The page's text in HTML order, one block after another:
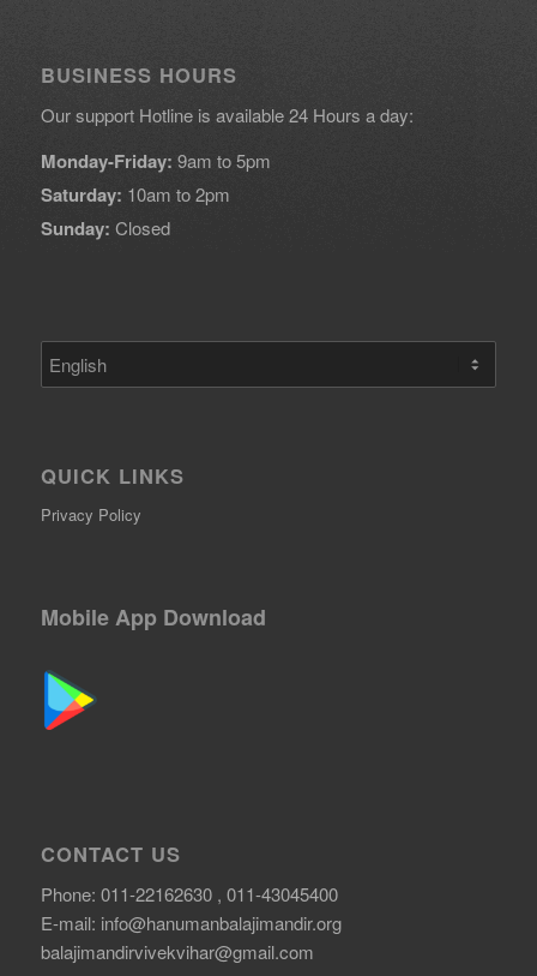
BUSINESS HOURS
Our support Hotline is available 24 Hours a day:
Monday-Friday: 9am to 5pm
Saturday: 10am to 2pm
Sunday: Closed
Choose
a
QUICK LINKS
Privacy Policy
Mobile App Download
CONTACT US
Phone: 011-22162630 , 011-43045400
E-mail: info@hanumanbalajimandir.org
balajimandirvivekvihar@gmail.com